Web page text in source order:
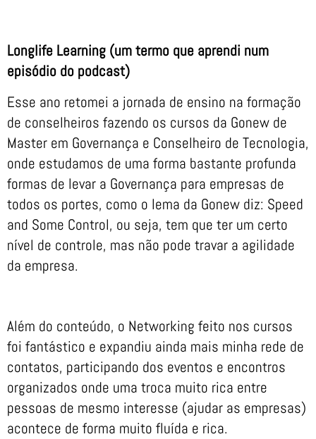
Longlife Learning (um termo que aprendi num
episódio do podcast)
Esse ano retomei a jornada de ensino na formação
de conselheiros fazendo os cursos da Gonew de
Master em Governança e Conselheiro de Tecnologia,
onde estudamos de uma forma bastante profunda
formas de levar a Governança para empresas de
todos os portes, como o lema da Gonew diz: Speed
and Some Control, ou seja, tem que ter um certo
nível de controle, mas não pode travar a agilidade
da empresa.
Além do conteúdo, o Networking feito nos cursos
foi fantástico e expandiu ainda mais minha rede de
contatos, participando dos eventos e encontros
organizados onde uma troca muito rica entre
pessoas de mesmo interesse (ajudar as empresas)
acontece de forma muito fluída e rica.